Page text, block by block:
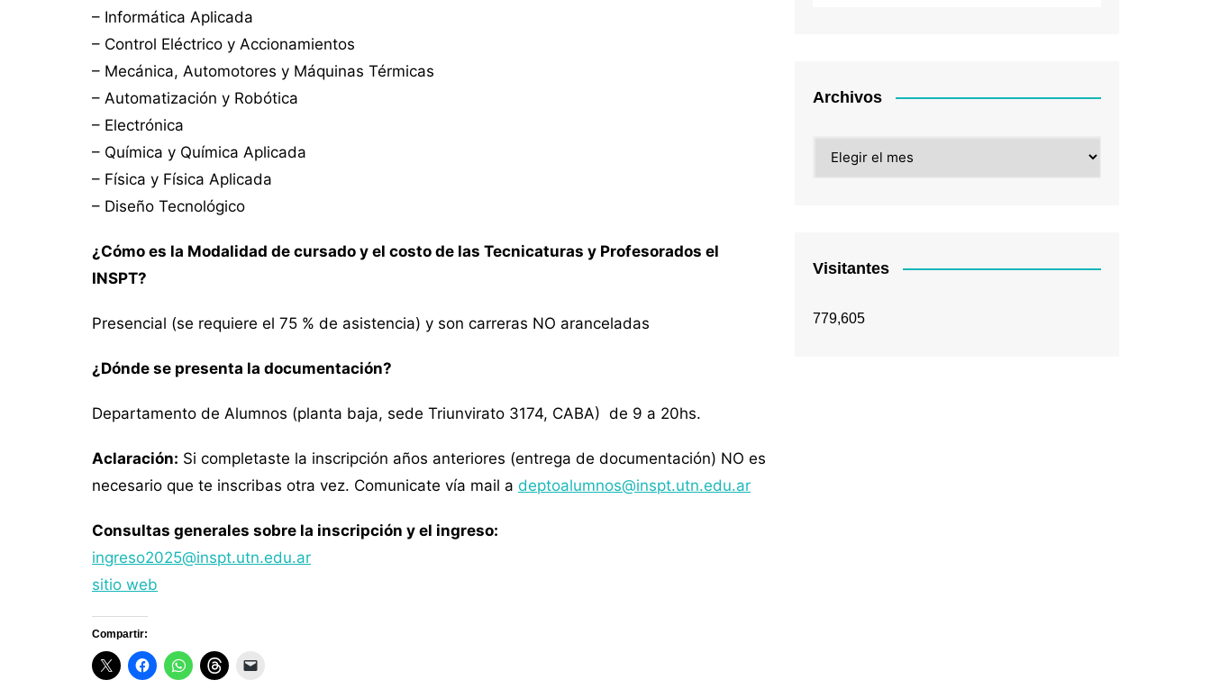
– Informática Aplicada
– Control Eléctrico y Accionamientos
– Mecánica, Automotores y Máquinas Térmicas
– Automatización y Robótica
– Electrónica
– Química y Química Aplicada
– Física y Física Aplicada
– Diseño Tecnológico
¿Cómo es la Modalidad de cursado y el costo de las Tecnicaturas y Profesorados el
INSPT?
Presencial (se requiere el 75 % de asistencia) y son carreras NO aranceladas
¿Dónde se presenta la documentación?
Departamento de Alumnos (planta baja, sede Triunvirato 3174, CABA) de 9 a 20hs.
Aclaración: Si completaste la inscripción años anteriores (entrega de documentación) NO es
necesario que te inscribas otra vez. Comunicate vía mail a deptoalumnos@inspt.utn.edu.ar
Consultas generales sobre la inscripción y el ingreso:
ingreso2025@inspt.utn.edu.ar
sitio web
Compartir:
Archivos
Visitantes
779,605